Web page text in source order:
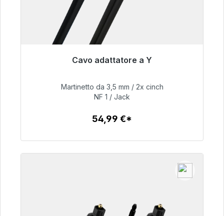
Cavo adattatore a Y
Pronto per la spedizione immediata, tempo di
54,99 €
Martinetto da 3,5 mm / 2x cinch
NF 1 / Jack
54,99 €*